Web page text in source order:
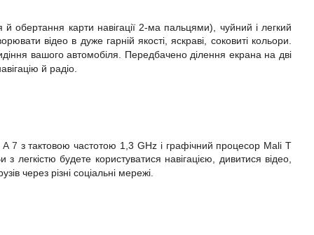
й обертання карти навігації 2-ма пальцями), чуйний і легкий
відео в дуже гарній якості, яскраві, соковиті кольори.
вашого автомобіля. Передбачено ділення екрана на дві
й радіо.
A 7 з тактовою частотою 1,3 GHz і графічний процесор Mali T
будете користуватися навігацією, дивитися відео,
через різні соціальні мережі.